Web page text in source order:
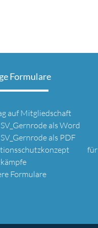
Formulare
auf Mitgliedschaft
SV_Gernrode als Word
als PDF
für
Formulare